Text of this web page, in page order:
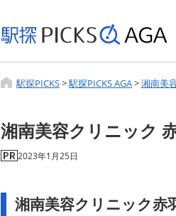
駅探PICKS>駅探PICKS AGA>湘南美
湘南美容クリニック
2023年1月25日
湘南美容クリニック赤